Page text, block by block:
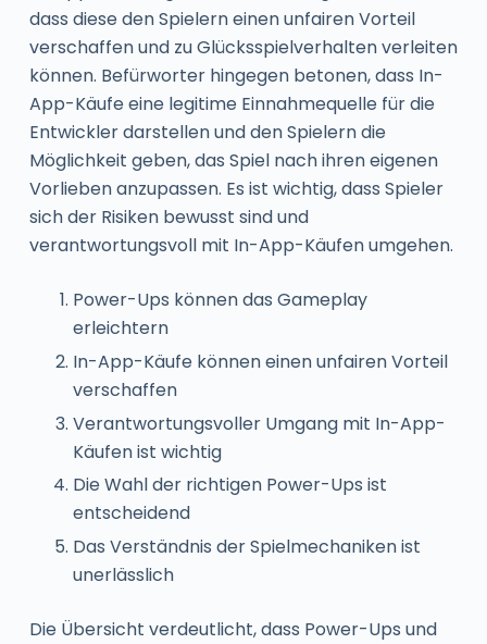
dass diese den Spielern einen unfairen Vorteil
verschaffen und zu Glücksspielverhalten verleiten
können. Befürworter hingegen betonen, dass In-
App-Käufe eine legitime Einnahmequelle für die
Entwickler darstellen und den Spielern die
Möglichkeit geben, das Spiel nach ihren eigenen
Vorlieben anzupassen. Es ist wichtig, dass Spieler
sich der Risiken bewusst sind und
verantwortungsvoll mit In-App-Käufen umgehen.
Power-Ups können das Gameplay
erleichtern
In-App-Käufe können einen unfairen Vorteil
verschaffen
Verantwortungsvoller Umgang mit In-App-
Käufen ist wichtig
Die Wahl der richtigen Power-Ups ist
entscheidend
Das Verständnis der Spielmechaniken ist
unerlässlich
Die Übersicht verdeutlicht, dass Power-Ups und